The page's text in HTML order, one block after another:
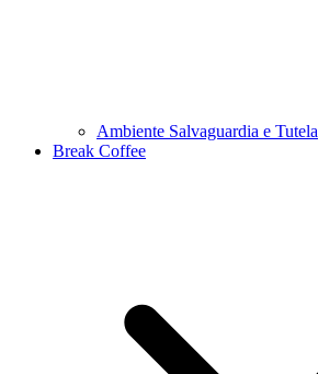
Ambiente Salvaguardia e Tutela
Break Coffee